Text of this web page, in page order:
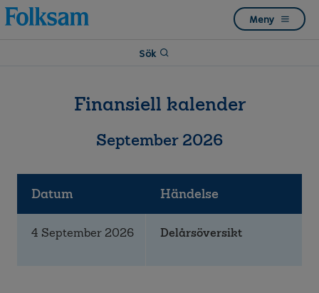
Till
navigation
Till
innehåll
Meny
Sök
Finansiell kalender
September 2026
Datum Händelse
4 September 2026 Delårsöversikt